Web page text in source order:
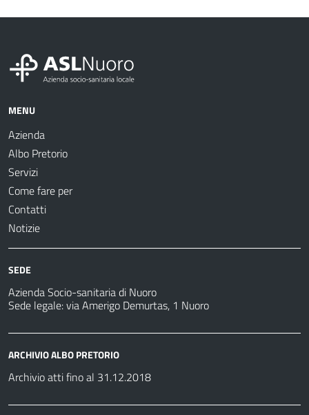
MENU
Azienda
Albo Pretorio
Servizi
Come fare per
Contatti
Notizie
SEDE
Azienda Socio-sanitaria di Nuoro
Sede legale: via Amerigo Demurtas, 1 Nuoro
ARCHIVIO ALBO PRETORIO
Archivio atti fino al 31.12.2018